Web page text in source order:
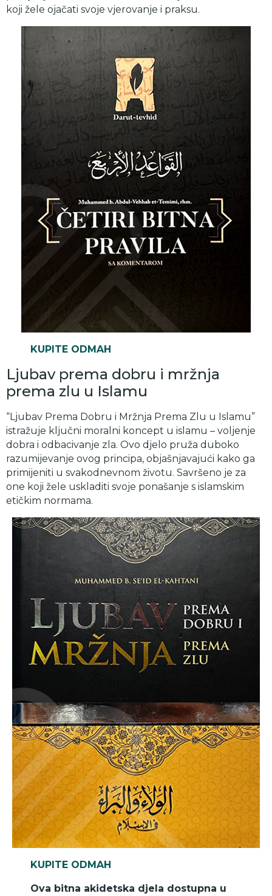
koji žele ojačati svoje vjerovanje i praksu.
KUPITE ODMAH
Ljubav prema dobru i mržnja
prema zlu u Islamu
“Ljubav Prema Dobru i Mržnja Prema Zlu u Islamu”
istražuje ključni moralni koncept u islamu – voljenje
dobra i odbacivanje zla. Ovo djelo pruža duboko
razumijevanje ovog principa, objašnjavajući kako ga
primijeniti u svakodnevnom životu. Savršeno je za
one koji žele uskladiti svoje ponašanje s islamskim
etičkim normama.
KUPITE ODMAH
Ova bitna akidetska djela dostupna u